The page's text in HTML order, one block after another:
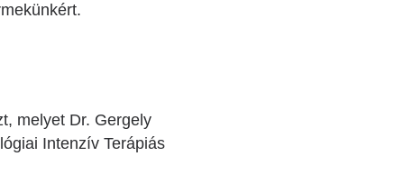
melyet Dr. Gergely
Intenzív Terápiás